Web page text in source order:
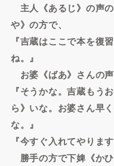
主人《あるじ》の声
や》の方で、
『吉蔵はここで本を復
ね。』
お婆《ばあ》さんの声
『そうかな。吉蔵もう
ら》いな。お婆さん早
な。』
『今すぐ入れてやります
勝手の方で下婢《か